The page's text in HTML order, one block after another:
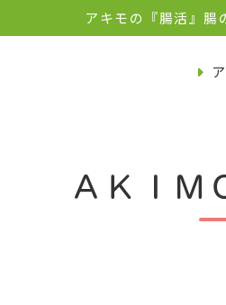
アキモの『腸活』腸
ＡＫＩＭ